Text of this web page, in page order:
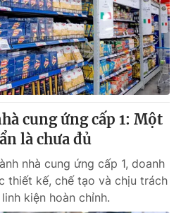
cung ứng cấp 1: Một
là chưa đủ
nhà cung ứng cấp 1, doanh
thiết kế, chế tạo và chịu trách
kiện hoàn chỉnh.